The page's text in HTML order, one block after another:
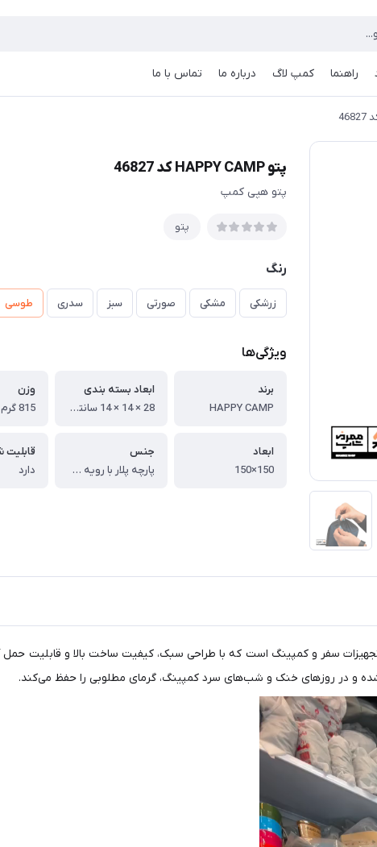
راهنما کمپ لاگ درباره ما تماس با ما
پتو HAPPY CAMP کد 46827
پتو هپی کمپ
پتو
رنگ
زرشکی مشکی صورتی سبز سدری طوسی
ویژگی‌ها
برند
HAPPY CAMP
ابعاد بسته بندی
28 × 14 × 14 سانتیمتر
وزن
815 گرم
ابعاد
150×150
جنس
پارچه پلار با رویه ضد باد
دارد
تجهیزات سفر و کمپینگ است که با طراحی سبک، کیفیت ساخت بالا و قابلیت
شده و در روزهای خنک و شب‌های سرد کمپینگ، گرمای مطلوبی را حفظ می‌کند.